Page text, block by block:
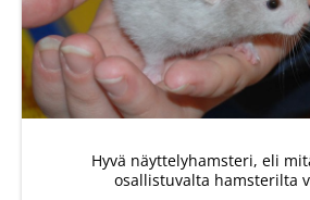
Hyvä näyttelyhamsteri, eli
osallistuvalta hamsterilta